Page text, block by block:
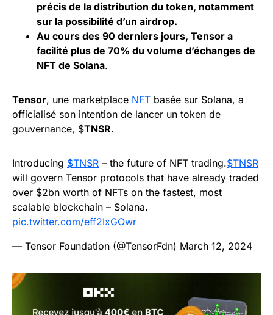
précis de la distribution du token, notamment
sur la possibilité d’un airdrop.
Au cours des 90 derniers jours, Tensor a
facilité plus de 70% du volume d’échanges de
NFT de Solana.
Tensor, une marketplace NFT basée sur Solana, a
officialisé son intention de lancer un token de
gouvernance, $TNSR.
Introducing $TNSR – the future of NFT trading.$TNSR
will govern Tensor protocols that have already traded
over $2bn worth of NFTs on the fastest, most
scalable blockchain – Solana.
pic.twitter.com/eff2IxGOwr
— Tensor Foundation (@TensorFdn) March 12, 2024